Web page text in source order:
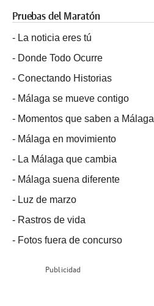
Pruebas del Maratón
- La noticia eres tú
- Donde Todo Ocurre
- Conectando Historias
- Málaga se mueve contigo
- Momentos que saben a Málaga
- Málaga en movimiento
- La Málaga que cambia
- Málaga suena diferente
- Luz de marzo
- Rastros de vida
- Fotos fuera de concurso
Publicidad